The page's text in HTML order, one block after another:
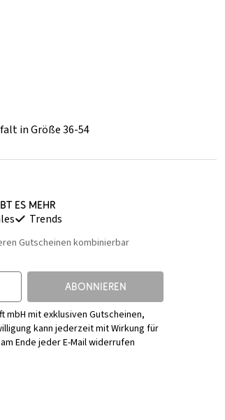
in Größe 36-54
es mehr
Trends
Gutscheinen kombinierbar
ABONNIEREN
mit exklusiven Gutscheinen,
kann jederzeit mit Wirkung für
Ende jeder E-Mail widerrufen